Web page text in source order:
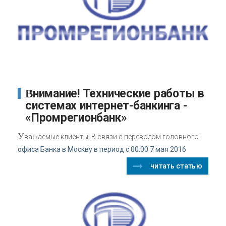
Внимание! Технические работы в
системах интернет-банкинга -
«Промрегионбанк»
Уважаемые клиенты! В связи с переводом головного
офиса Банка в Москву в период с 00:00 7 мая 2016
читать статью